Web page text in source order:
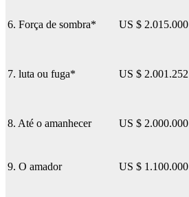
6. Força de sombra* US $ 2.015.000
7. luta ou fuga* US $ 2.001.252
8. Até o amanhecer US $ 2.000.000
9. O amador US $ 1.100.000